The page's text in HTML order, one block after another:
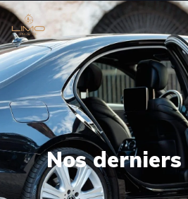
Nos derniers